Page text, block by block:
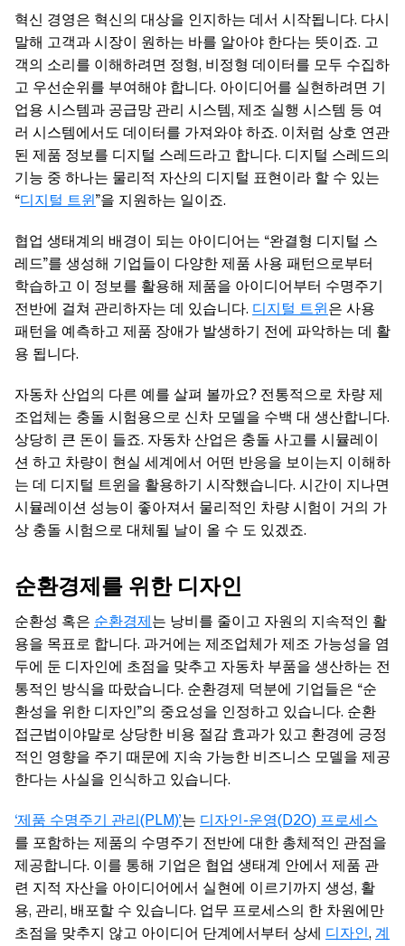
혁신 경영은 혁신의 대상을 인지하는 데서 시작됩니다. 다시
말해 고객과 시장이 원하는 바를 알아야 한다는 뜻이죠. 고
객의 소리를 이해하려면 정형, 비정형 데이터를 모두 수집하
고 우선순위를 부여해야 합니다. 아이디어를 실현하려면 기
업용 시스템과 공급망 관리 시스템, 제조 실행 시스템 등 여
러 시스템에서도 데이터를 가져와야 하죠. 이처럼 상호 연관
된 제품 정보를 디지털 스레드라고 합니다. 디지털 스레드의
기능 중 하나는 물리적 자산의 디지털 표현이라 할 수 있는
“디지털 트윈 ”을 지원하는 일이죠.
협업 생태계의 배경이 되는 아이디어는 “완결형 디지털 스
레드”를 생성해 기업들이 다양한 제품 사용 패턴으로부터
학습하고 이 정보를 활용해 제품을 아이디어부터 수명주기
전반에 걸쳐 관리하자는 데 있습니다. 디지털 트윈 은 사용
패턴을 예측하고 제품 장애가 발생하기 전에 파악하는 데 활
용 됩니다.
자동차 산업의 다른 예를 살펴 볼까요? 전통적으로 차량 제
조업체는 충돌 시험용으로 신차 모델을 수백 대 생산합니다.
상당히 큰 돈이 들죠. 자동차 산업은 충돌 사고를 시뮬레이
션 하고 차량이 현실 세계에서 어떤 반응을 보이는지 이해하
는 데 디지털 트윈을 활용하기 시작했습니다. 시간이 지나면
시뮬레이션 성능이 좋아져서 물리적인 차량 시험이 거의 가
상 충돌 시험으로 대체될 날이 올 수 도 있겠죠.
순환경제를 위한 디자인
순환성 혹은 순환경제 는 낭비를 줄이고 자원의 지속적인 활
용을 목표로 합니다. 과거에는 제조업체가 제조 가능성을 염
두에 둔 디자인에 초점을 맞추고 자동차 부품을 생산하는 전
통적인 방식을 따랐습니다. 순환경제 덕분에 기업들은 “순
환성을 위한 디자인”의 중요성을 인정하고 있습니다. 순환
접근법이야말로 상당한 비용 절감 효과가 있고 환경에 긍정
적인 영향을 주기 때문에 지속 가능한 비즈니스 모델을 제공
한다는 사실을 인식하고 있습니다.
‘제품 수명주기 관리(PLM)’는 디자인-운영(D2O) 프로세스
를 포함하는 제품의 수명주기 전반에 대한 총체적인 관점을
제공합니다. 이를 통해 기업은 협업 생태계 안에서 제품 관
련 지적 자산을 아이디어에서 실현에 이르기까지 생성, 활
용, 관리, 배포할 수 있습니다. 업무 프로세스의 한 차원에만
초점을 맞추지 않고 아이디어 단계에서부터 상세 디자인, 계